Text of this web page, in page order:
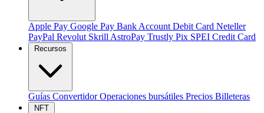
Apple Pay Google Pay Bank Account Debit Card Neteller
PayPal Revolut Skrill AstroPay Trustly Pix SPEI Credit Card
Recursos
Guías ConvertidorOperaciones bursátiles Precios Billeteras
NFT